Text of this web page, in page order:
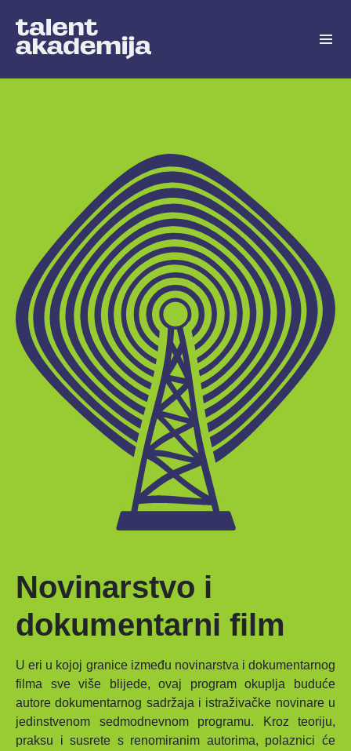
Novinarstvo i
dokumentarni film
U eri u kojoj granice između novinarstva i dokumentarnog
filma sve više blijede, ovaj program okuplja buduće
autore dokumentarnog sadržaja i istraživačke novinare u
jedinstvenom sedmodnevnom programu. Kroz teoriju,
praksu i susrete s renomiranim autorima, polaznici će